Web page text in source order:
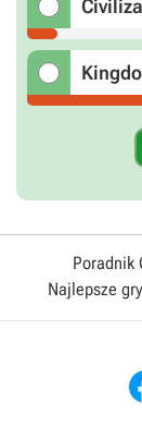
Poradnik
Najlepsze